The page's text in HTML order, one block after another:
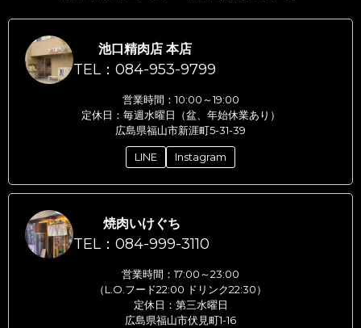
池口精肉店 本店
TEL：084-953-9799
営業時間：10:00～19:00
定休日：毎週水曜日（盆、年始休業あり）
広島県福山市新涯町5-31-39
LINE Instagram
焼肉いけぐち
TEL：084-999-3110
営業時間：17:00～23:00
（L.O.フード22:00 ドリンク22:30）
定休日：第三水曜日
広島県福山市伏見町1-16